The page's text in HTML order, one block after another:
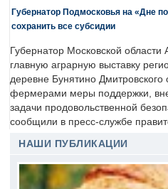
Губернатор Подмосковья на «Дне
сохранить все субсидии
Губернатор Московской
главную аграрную выставку
деревне Бунятино Дмитровского
фермерами меры поддержки,
задачи продовольственной
сообщили в пресс-службе
НАШИ ПУБЛИКАЦИИ